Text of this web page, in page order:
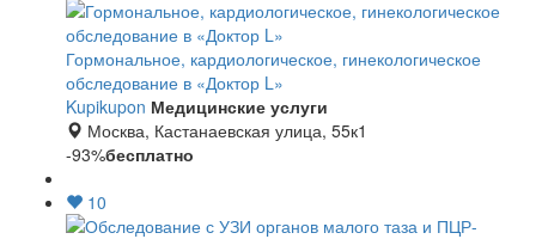
Гормональное, кардиологическое, гинекологическое
обследование в «Доктор L»
Kupikupon Медицинские услуги
Москва, Кастанаевская улица, 55к1
-93%бесплатно
10